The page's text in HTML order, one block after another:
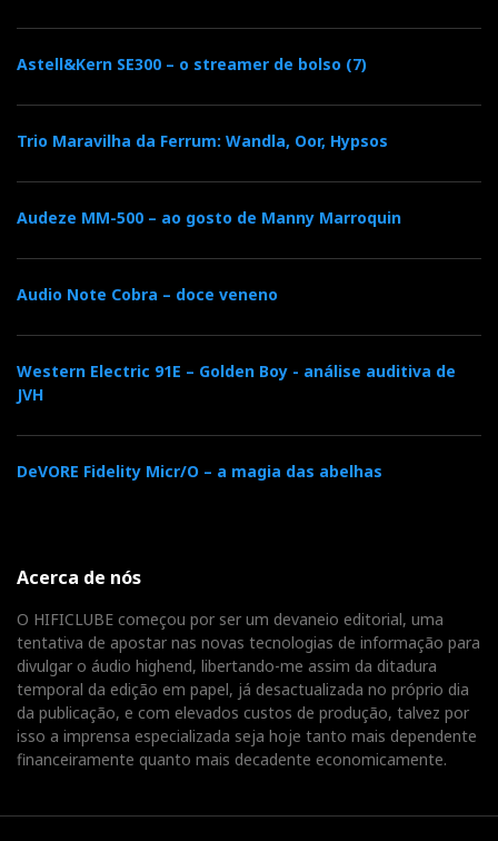
Astell&Kern SE300 – o streamer de bolso (7)
Trio Maravilha da Ferrum: Wandla, Oor, Hypsos
Audeze MM-500 – ao gosto de Manny Marroquin
Audio Note Cobra – doce veneno
Western Electric 91E – Golden Boy - análise auditiva de
JVH
DeVORE Fidelity Micr/O – a magia das abelhas
Acerca de nós
O HIFICLUBE começou por ser um devaneio editorial, uma
tentativa de apostar nas novas tecnologias de informação para
divulgar o áudio highend, libertando-me assim da ditadura
temporal da edição em papel, já desactualizada no próprio dia
da publicação, e com elevados custos de produção, talvez por
isso a imprensa especializada seja hoje tanto mais dependente
financeiramente quanto mais decadente economicamente.